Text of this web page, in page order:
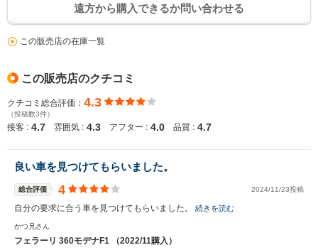
遠方から購入できるか問い合わせる
この販売店の在庫一覧
この販売店のクチコミ
クチコミ総合評価： 4.3
（投稿数3件）
接客 : 4.7 雰囲気 : 4.3 アフター : 4.0 品質 : 4.7
良い車を見つけてもらいました。
総合評価 4 2024/11/23投稿
自分の要求に合う車を見つけてもらいました。 続きを読む
かつ兄さん
フェラーリ 360モデナF1 （2022/11購入）